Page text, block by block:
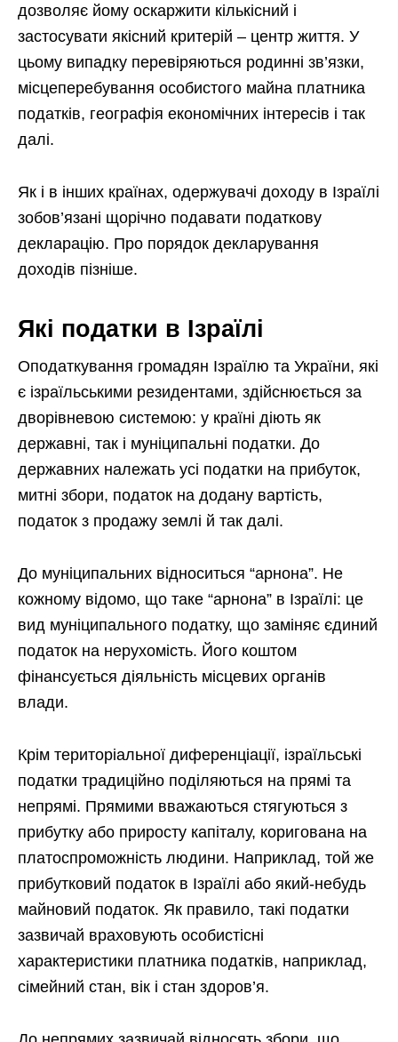
дозволяє йому оскаржити кількісний і
застосувати якісний критерій – центр життя. У
цьому випадку перевіряються родинні зв’язки,
місцеперебування особистого майна платника
податків, географія економічних інтересів і так
далі.
Як і в інших країнах, одержувачі доходу в Ізраїлі
зобов’язані щорічно подавати податкову
декларацію. Про порядок декларування
доходів пізніше.
Які податки в Ізраїлі
Оподаткування громадян Ізраїлю та України, які
є ізраїльськими резидентами, здійснюється за
дворівневою системою: у країні діють як
державні, так і муніципальні податки. До
державних належать усі податки на прибуток,
митні збори, податок на додану вартість,
податок з продажу землі й так далі.
До муніципальних відноситься “арнона”. Не
кожному відомо, що таке “арнона” в Ізраїлі: це
вид муніципального податку, що заміняє єдиний
податок на нерухомість. Його коштом
фінансується діяльність місцевих органів
влади.
Крім територіальної диференціації, ізраїльські
податки традиційно поділяються на прямі та
непрямі. Прямими вважаються стягуються з
прибутку або приросту капіталу, коригована на
платоспроможність людини. Наприклад, той же
прибутковий податок в Ізраїлі або який-небудь
майновий податок. Як правило, такі податки
зазвичай враховують особистісні
характеристики платника податків, наприклад,
сімейний стан, вік і стан здоров’я.